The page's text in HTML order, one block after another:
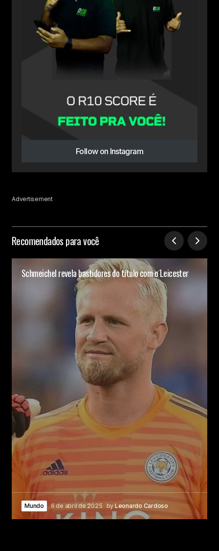
Follow on Instagram
Advertisement
Recomendados para você
Schmeichel revela bastidores do título com o Leicester
Mundo 6 de abril de 2025 by Leonardo Cardoso